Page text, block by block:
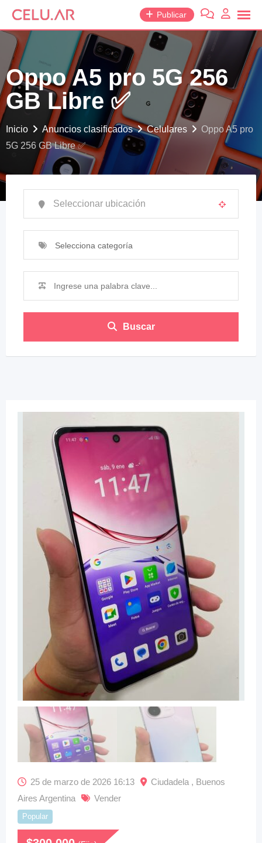
saltar
contenido
Publicar
Oppo A5 pro 5G 256
GB Libre ✅
Inicio Anuncios clasificados Celulares
Oppo A5 pro
5G 256 GB Libre ✅
Selecciona categoría
Buscar
25 de marzo de 2026 16:13
Ciudadela , Buenos
Aires Argentina
Vender
Popular